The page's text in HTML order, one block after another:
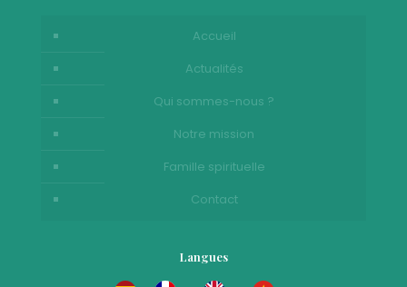
Accueil
Actualités
Qui sommes-nous ?
Notre mission
Famille spirituelle
Contact
Langues